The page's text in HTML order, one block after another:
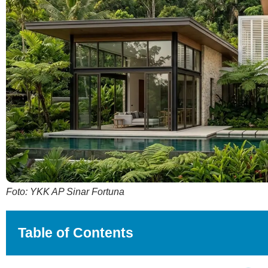
Foto: YKK AP Sinar Fortuna
Table of Contents